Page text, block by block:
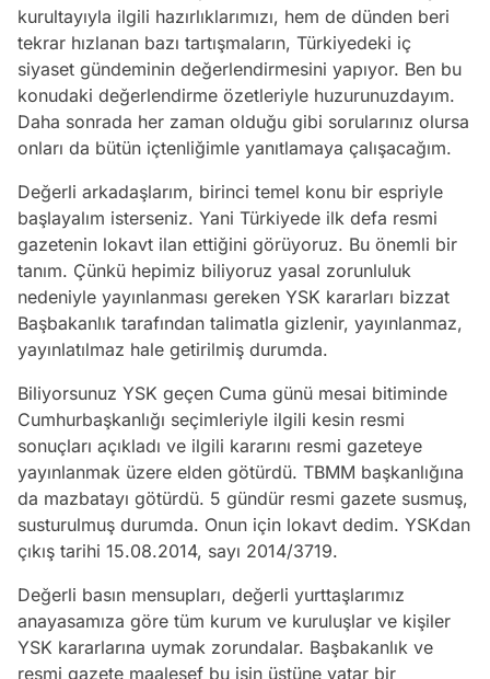
kurultayıyla ilgili hazırlıklarımızı, hem de dünden beri
tekrar hızlanan bazı tartışmaların, Türkiyedeki iç
siyaset gündeminin değerlendirmesini yapıyor. Ben bu
konudaki değerlendirme özetleriyle huzurunuzdayım.
Daha sonrada her zaman olduğu gibi sorularınız olursa
onları da bütün içtenliğimle yanıtlamaya çalışacağım.
Değerli arkadaşlarım, birinci temel konu bir espriyle
başlayalım isterseniz. Yani Türkiyede ilk defa resmi
gazetenin lokavt ilan ettiğini görüyoruz. Bu önemli bir
tanım. Çünkü hepimiz biliyoruz yasal zorunluluk
nedeniyle yayınlanması gereken YSK kararları bizzat
Başbakanlık tarafından talimatla gizlenir, yayınlanmaz,
yayınlatılmaz hale getirilmiş durumda.
Biliyorsunuz YSK geçen Cuma günü mesai bitiminde
Cumhurbaşkanlığı seçimleriyle ilgili kesin resmi
sonuçları açıkladı ve ilgili kararını resmi gazeteye
yayınlanmak üzere elden götürdü. TBMM başkanlığına
da mazbatayı götürdü. 5 gündür resmi gazete susmuş,
susturulmuş durumda. Onun için lokavt dedim. YSKdan
çıkış tarihi 15.08.2014, sayı 2014/3719.
Değerli basın mensupları, değerli yurttaşlarımız
anayasamıza göre tüm kurum ve kuruluşlar ve kişiler
YSK kararlarına uymak zorundalar. Başbakanlık ve
resmi gazete maalesef bu işin üstüne yatar bir